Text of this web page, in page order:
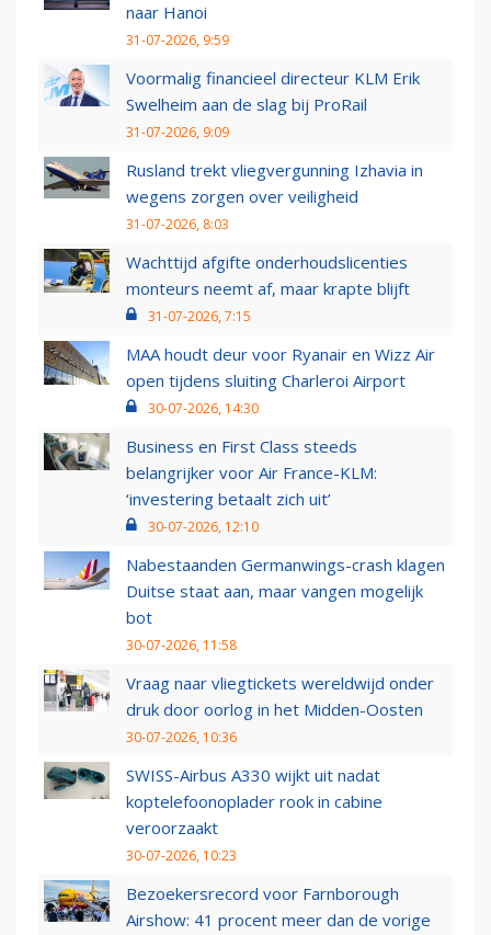
naar Hanoi
31-07-2026, 9:59
Voormalig financieel directeur KLM Erik
Swelheim aan de slag bij ProRail
31-07-2026, 9:09
Rusland trekt vliegvergunning Izhavia in
wegens zorgen over veiligheid
31-07-2026, 8:03
Wachttijd afgifte onderhoudslicenties
monteurs neemt af, maar krapte blijft
31-07-2026, 7:15
MAA houdt deur voor Ryanair en Wizz Air
open tijdens sluiting Charleroi Airport
30-07-2026, 14:30
Business en First Class steeds
belangrijker voor Air France-KLM:
‘investering betaalt zich uit’
30-07-2026, 12:10
Nabestaanden Germanwings-crash klagen
Duitse staat aan, maar vangen mogelijk
bot
30-07-2026, 11:58
Vraag naar vliegtickets wereldwijd onder
druk door oorlog in het Midden-Oosten
30-07-2026, 10:36
SWISS-Airbus A330 wijkt uit nadat
koptelefoonoplader rook in cabine
veroorzaakt
30-07-2026, 10:23
Bezoekersrecord voor Farnborough
Airshow: 41 procent meer dan de vorige